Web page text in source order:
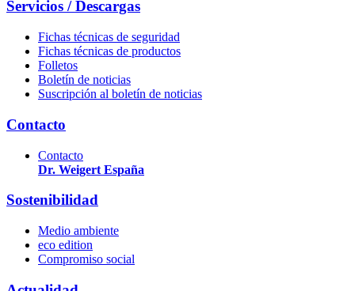
Servicios / Descargas
Fichas técnicas de seguridad
Fichas técnicas de productos
Folletos
Boletín de noticias
Suscripción al boletín de noticias
Contacto
Contacto
Dr. Weigert España
Sostenibilidad
Medio ambiente
eco edition
Compromiso social